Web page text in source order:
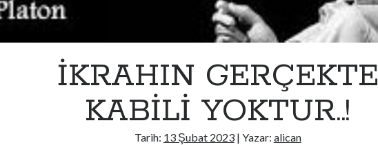
İKRAHIN GERÇEKTE
KABİLİ YOKTUR..!
Tarih: 13 Şubat 2023| Yazar: alican